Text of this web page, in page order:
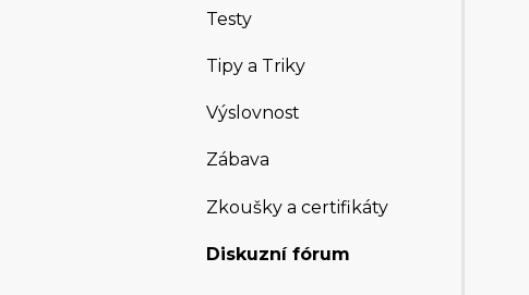
Testy
Tipy a Triky
Výslovnost
Zábava
Zkoušky a certifikáty
Diskuzní fórum